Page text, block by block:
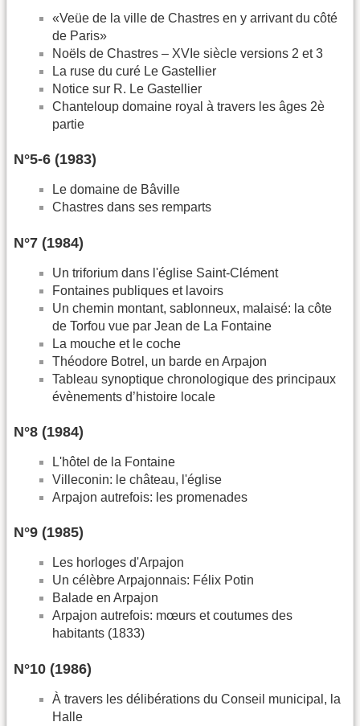
«Veüe de la ville de Chastres en y arrivant du côté
de Paris»
Noëls de Chastres – XVIe siècle versions 2 et 3
La ruse du curé Le Gastellier
Notice sur R. Le Gastellier
Chanteloup domaine royal à travers les âges 2è
partie
N°5-6 (1983)
Le domaine de Bâville
Chastres dans ses remparts
N°7 (1984)
Un triforium dans l'église Saint-Clément
Fontaines publiques et lavoirs
Un chemin montant, sablonneux, malaisé: la côte
de Torfou vue par Jean de La Fontaine
La mouche et le coche
Théodore Botrel, un barde en Arpajon
Tableau synoptique chronologique des principaux
évènements d’histoire locale
N°8 (1984)
L'hôtel de la Fontaine
Villeconin: le château, l'église
Arpajon autrefois: les promenades
N°9 (1985)
Les horloges d'Arpajon
Un célèbre Arpajonnais: Félix Potin
Balade en Arpajon
Arpajon autrefois: mœurs et coutumes des
habitants (1833)
N°10 (1986)
À travers les délibérations du Conseil municipal, la
Halle